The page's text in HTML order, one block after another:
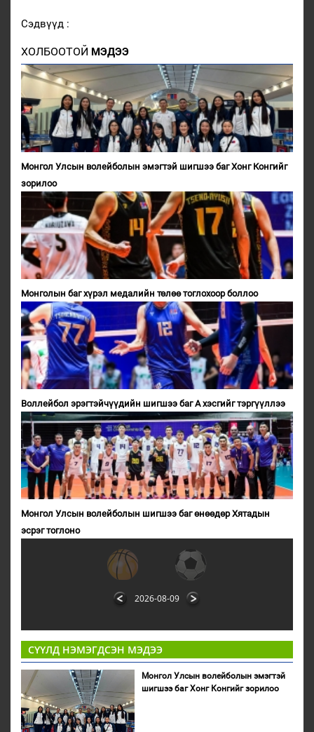
Сэдвүүд :
ХОЛБООТОЙ МЭДЭЭ
Монгол Улсын волейболын эмэгтэй шигшээ баг Хонг Конгийг
зорилоо
Монголын баг хүрэл медалийн төлөө тоглохоор боллоо
Воллейбол эрэгтэйчүүдийн шигшээ баг А хэсгийг тэргүүллээ
Монгол Улсын волейболын шигшээ баг өнөөдөр Хятадын
эсрэг тоглоно
2026-08-09
СҮҮЛД НЭМЭГДСЭН МЭДЭЭ
Монгол Улсын волейболын эмэгтэй
шигшээ баг Хонг Конгийг зорилоо